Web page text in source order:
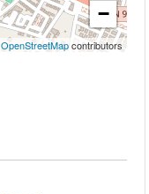
−
OpenStreetMapcontributors